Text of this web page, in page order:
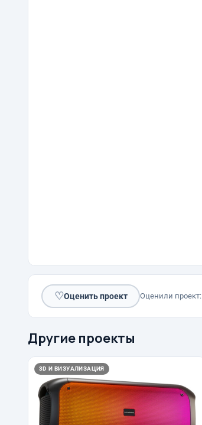
♡Оценить проект Оценили проект:
Другие проекты
3D И ВИЗУАЛИЗАЦИЯ